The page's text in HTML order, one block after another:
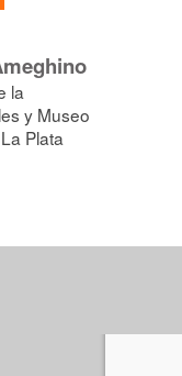
la
y Museo
Plata